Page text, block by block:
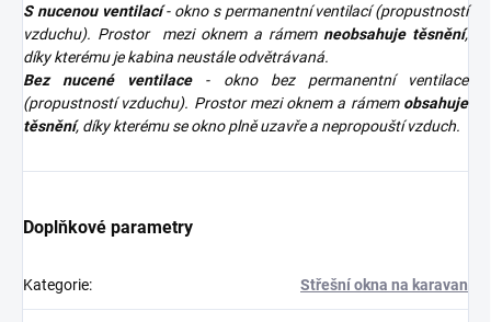
S nucenou ventilací- okno s permanentní ventilací (propustností
vzduchu). Prostor mezi oknem a rámem neobsahuje těsnění,
díky kterému je kabina neustále odvětrávaná.
Bez nucené ventilace- okno bez permanentní ventilace
(propustností vzduchu). Prostor mezi oknem a rámem obsahuje
těsnění, díky kterému se okno plně uzavře a nepropouští vzduch.
Doplňkové parametry
Kategorie: Střešní okna na karavan